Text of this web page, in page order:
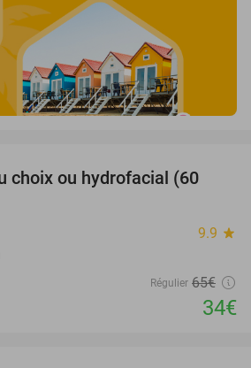
48%
choix ou hydrofacial (60
9.9 star
Régulier 65€
34€